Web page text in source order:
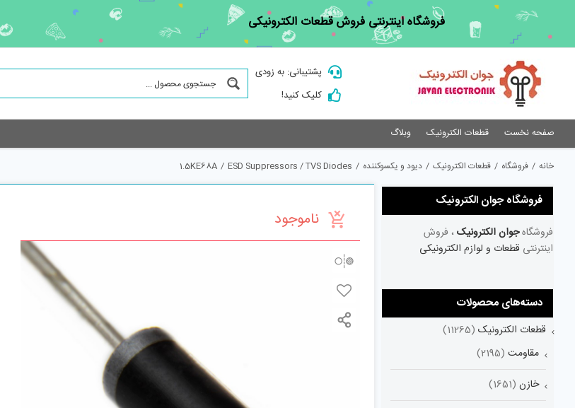
content
فروشگاه اینترنتی فروش قطعات الکترونیکی
پشتیبانی: به زودی
کلیک کنید!
صفحه نخست قطعات الکترونیک وبلاگ
خانه / فروشگاه / قطعات الکترونیک / دیود و یکسوکننده /
ESD Suppressors / TVS Diodes
/
1.5KE68A
ناموجود
فروشگاه جوان الکترونیک
فروشگاهجوان الکترونیک ، فروش
اینترنتی قطعات و لوازم الکترونیکی
دسته‌های محصولات
قطعات الکترونیک (11265)
مقاومت (2195)
خازن (1651)